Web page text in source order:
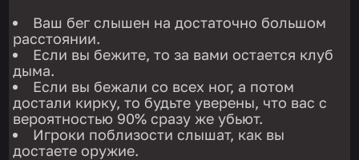
Ваш бег слышен на достаточно большом
расстоянии.
Если вы бежите, то за вами остается клуб
дыма.
Если вы бежали со всех ног, а потом
достали кирку, то будьте уверены, что вас с
вероятностью 90% сразу же убьют.
Игроки поблизости слышат, как вы
достаете оружие.